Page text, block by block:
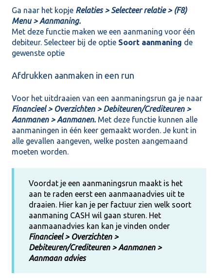
Ga naar het kopje Relaties > Selecteer relatie > (F8)
Menu > Aanmaning.
Met deze functie maken we een aanmaning voor één
debiteur. Selecteer bij de optie Soort aanmaning de
gewenste optie
Afdrukken aanmaken in een run
Voor het uitdraaien van een aanmaningsrun ga je naar
Financieel > Overzichten > Debiteuren/Crediteuren >
Aanmanen > Aanmanen. Met deze functie kunnen alle
aanmaningen in één keer gemaakt worden. Je kunt in
alle gevallen aangeven, welke posten aangemaand
moeten worden.
Voordat je een aanmaningsrun maakt is het
aan te raden eerst een aanmaanadvies uit te
draaien. Hier kan je per factuur zien welk soort
aanmaning CASH wil gaan sturen. Het
aanmaanadvies kan kan je vinden onder
Financieel > Overzichten >
Debiteuren/Crediteuren > Aanmanen >
Aanmaan advies